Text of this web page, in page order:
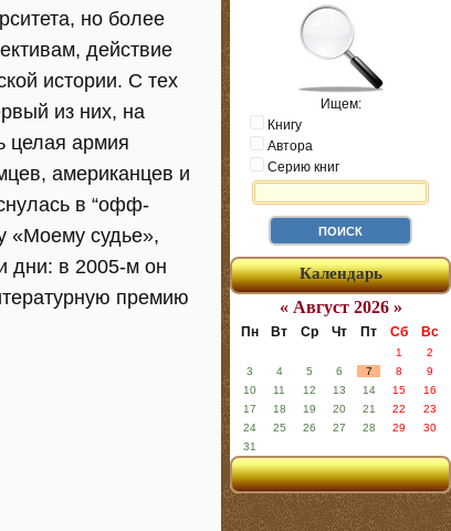
но более
действие
истории. С тех
из них, на
целая армия
американцев и
в “офф-
«Моему судье»,
дни: в 2005-м он
премию
Ищем:
Книгу
Автора
Серию книг
Календарь
« Август 2026 »
Пн Вт Ср Чт Пт Сб Вс
1
2
3
4 5 6 7 8
9
10
11 12 13 14 15
16
17
18 19 20 21 22
23
24
25 26 27 28 29
30
31